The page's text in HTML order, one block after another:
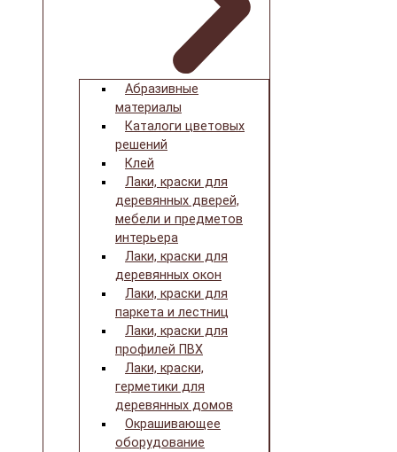
Абразивные
материалы
Каталоги цветовых
решений
Клей
Лаки, краски для
деревянных дверей,
мебели и предметов
интерьера
Лаки, краски для
деревянных окон
Лаки, краски для
паркета и лестниц
Лаки, краски для
профилей ПВХ
Лаки, краски,
герметики для
деревянных домов
Окрашивающее
оборудование